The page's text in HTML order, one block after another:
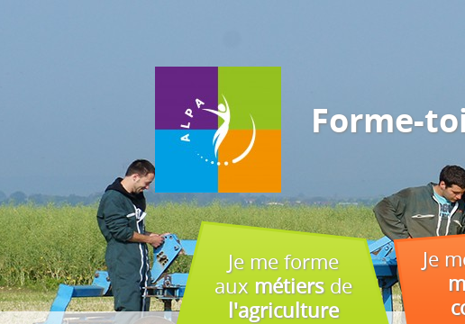
En utilisant ce site, vous acceptez que les cookies soient utilisés à des fins
Forme-
Je me forme
aux métiersde
l'agriculture
Je